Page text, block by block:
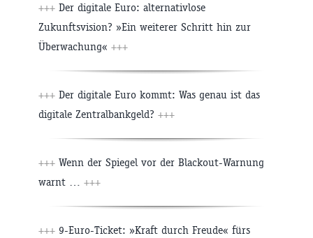
+++ Der digitale Euro: alternativlose
Zukunftsvision? »Ein weiterer Schritt hin zur
Überwachung« +++
+++ Der digitale Euro kommt: Was genau ist das
digitale Zentralbankgeld? +++
+++ Wenn der Spiegel vor der Blackout-Warnung
warnt … +++
+++ 9-Euro-Ticket: »Kraft durch Freude« fürs